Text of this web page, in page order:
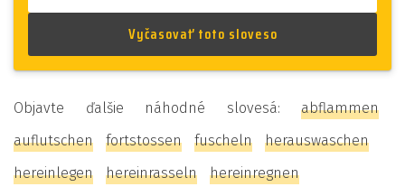
Objavte ďalšie náhodné slovesá: abflammen
auflutschen
fortstossen fuscheln
herauswaschen
hereinlegen
hereinrasseln
hereinregnen